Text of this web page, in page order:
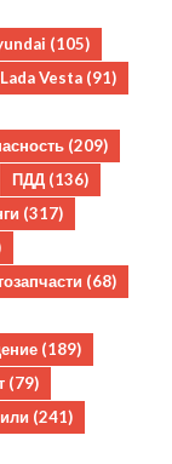
(105)
Lada Vesta (91)
(209)
ПДД (136)
(317)
(68)
(189)
(79)
(241)